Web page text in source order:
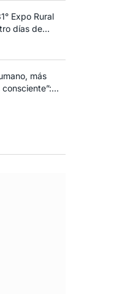
Expo Rural
días de
más